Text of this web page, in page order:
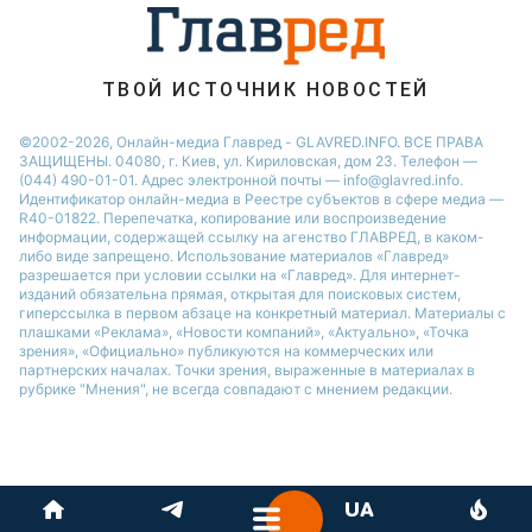
Новости Ровно
Новости Тернополя
Новости Запорожья
Новости Одессы
ТВОЙ ИСТОЧНИК НОВОСТЕЙ
©2002-2026, Онлайн-медиа Главред - GLAVRED.INFO. ВСЕ ПРАВА
ЗАЩИЩЕНЫ. 04080, г. Киев, ул. Кириловская, дом 23. Телефон —
(044) 490-01-01. Адрес электронной почты — info@glavred.info.
Идентификатор онлайн-медиа в Реестре cубъектов в сфере медиа —
R40-01822. Перепечатка, копирование или воспроизведение
информации, содержащей ссылку на агенство ГЛАВРЕД, в каком-
либо виде запрещено. Использование материалов «Главред»
разрешается при условии ссылки на «Главред». Для интернет-
изданий обязательна прямая, открытая для поисковых систем,
гиперссылка в первом абзаце на конкретный материал. Материалы с
плашками «Реклама», «Новости компаний», «Актуально», «Точка
зрения», «Официально» публикуются на коммерческих или
партнерских началах. Точки зрения, выраженные в материалах в
рубрике "Мнения", не всегда совпадают с мнением редакции.